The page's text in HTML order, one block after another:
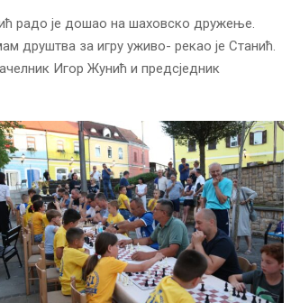
радо је дошао на шаховско дружење.
друштва за игру уживо- рекао је Станић.
Игор Жунић и предсједник